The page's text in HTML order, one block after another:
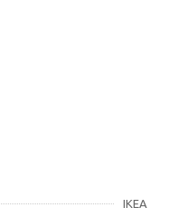
IKEA